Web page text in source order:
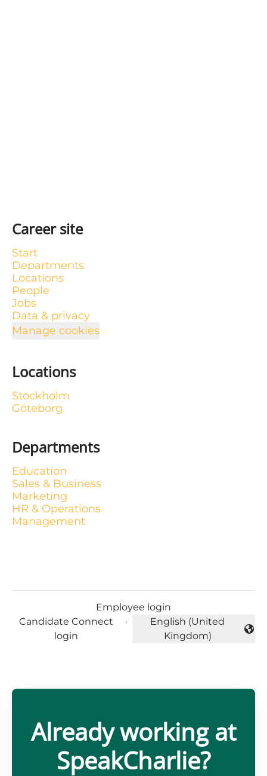
Career site
Start
Departments
Locations
People
Jobs
Data & privacy
Manage cookies
Locations
Stockholm
Göteborg
Departments
Education
Sales & Business
Marketing
HR & Operations
Management
Employee login
Candidate Connect
login
·
Change language
English (United
Kingdom)
Already working at
SpeakCharlie?